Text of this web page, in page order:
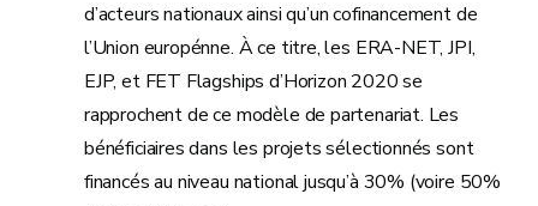
d’acteurs nationaux ainsi qu’un cofinancement de
l’Union europénne. À ce titre, les ERA-NET, JPI,
EJP, et FET Flagships d’Horizon 2020 se
rapprochent de ce modèle de partenariat. Les
bénéficiaires dans les projets sélectionnés sont
financés au niveau national jusqu’à 30% (voire 50%